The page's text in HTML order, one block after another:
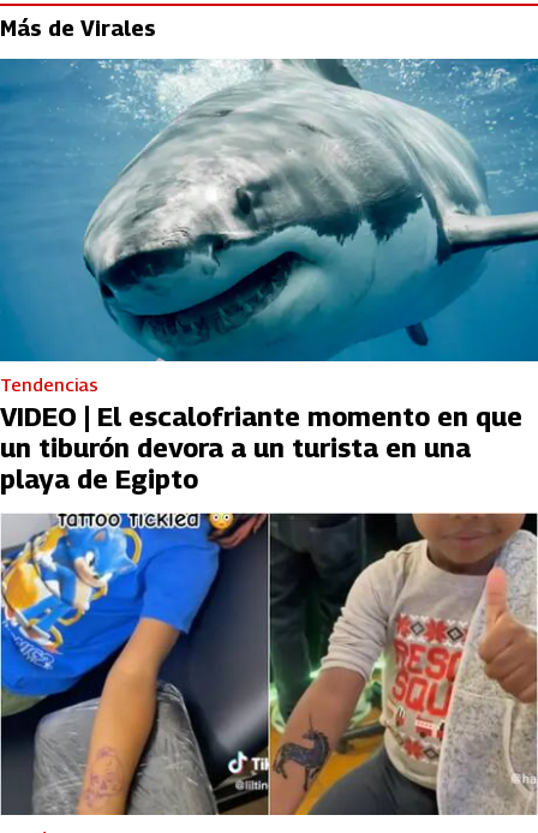
Más de Virales
Tendencias
VIDEO | El escalofriante momento en que
un tiburón devora a un turista en una
playa de Egipto